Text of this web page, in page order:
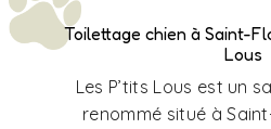
Toilettage chien à Saint-
Lous
Les P’tits Lous est un
renommé situé à